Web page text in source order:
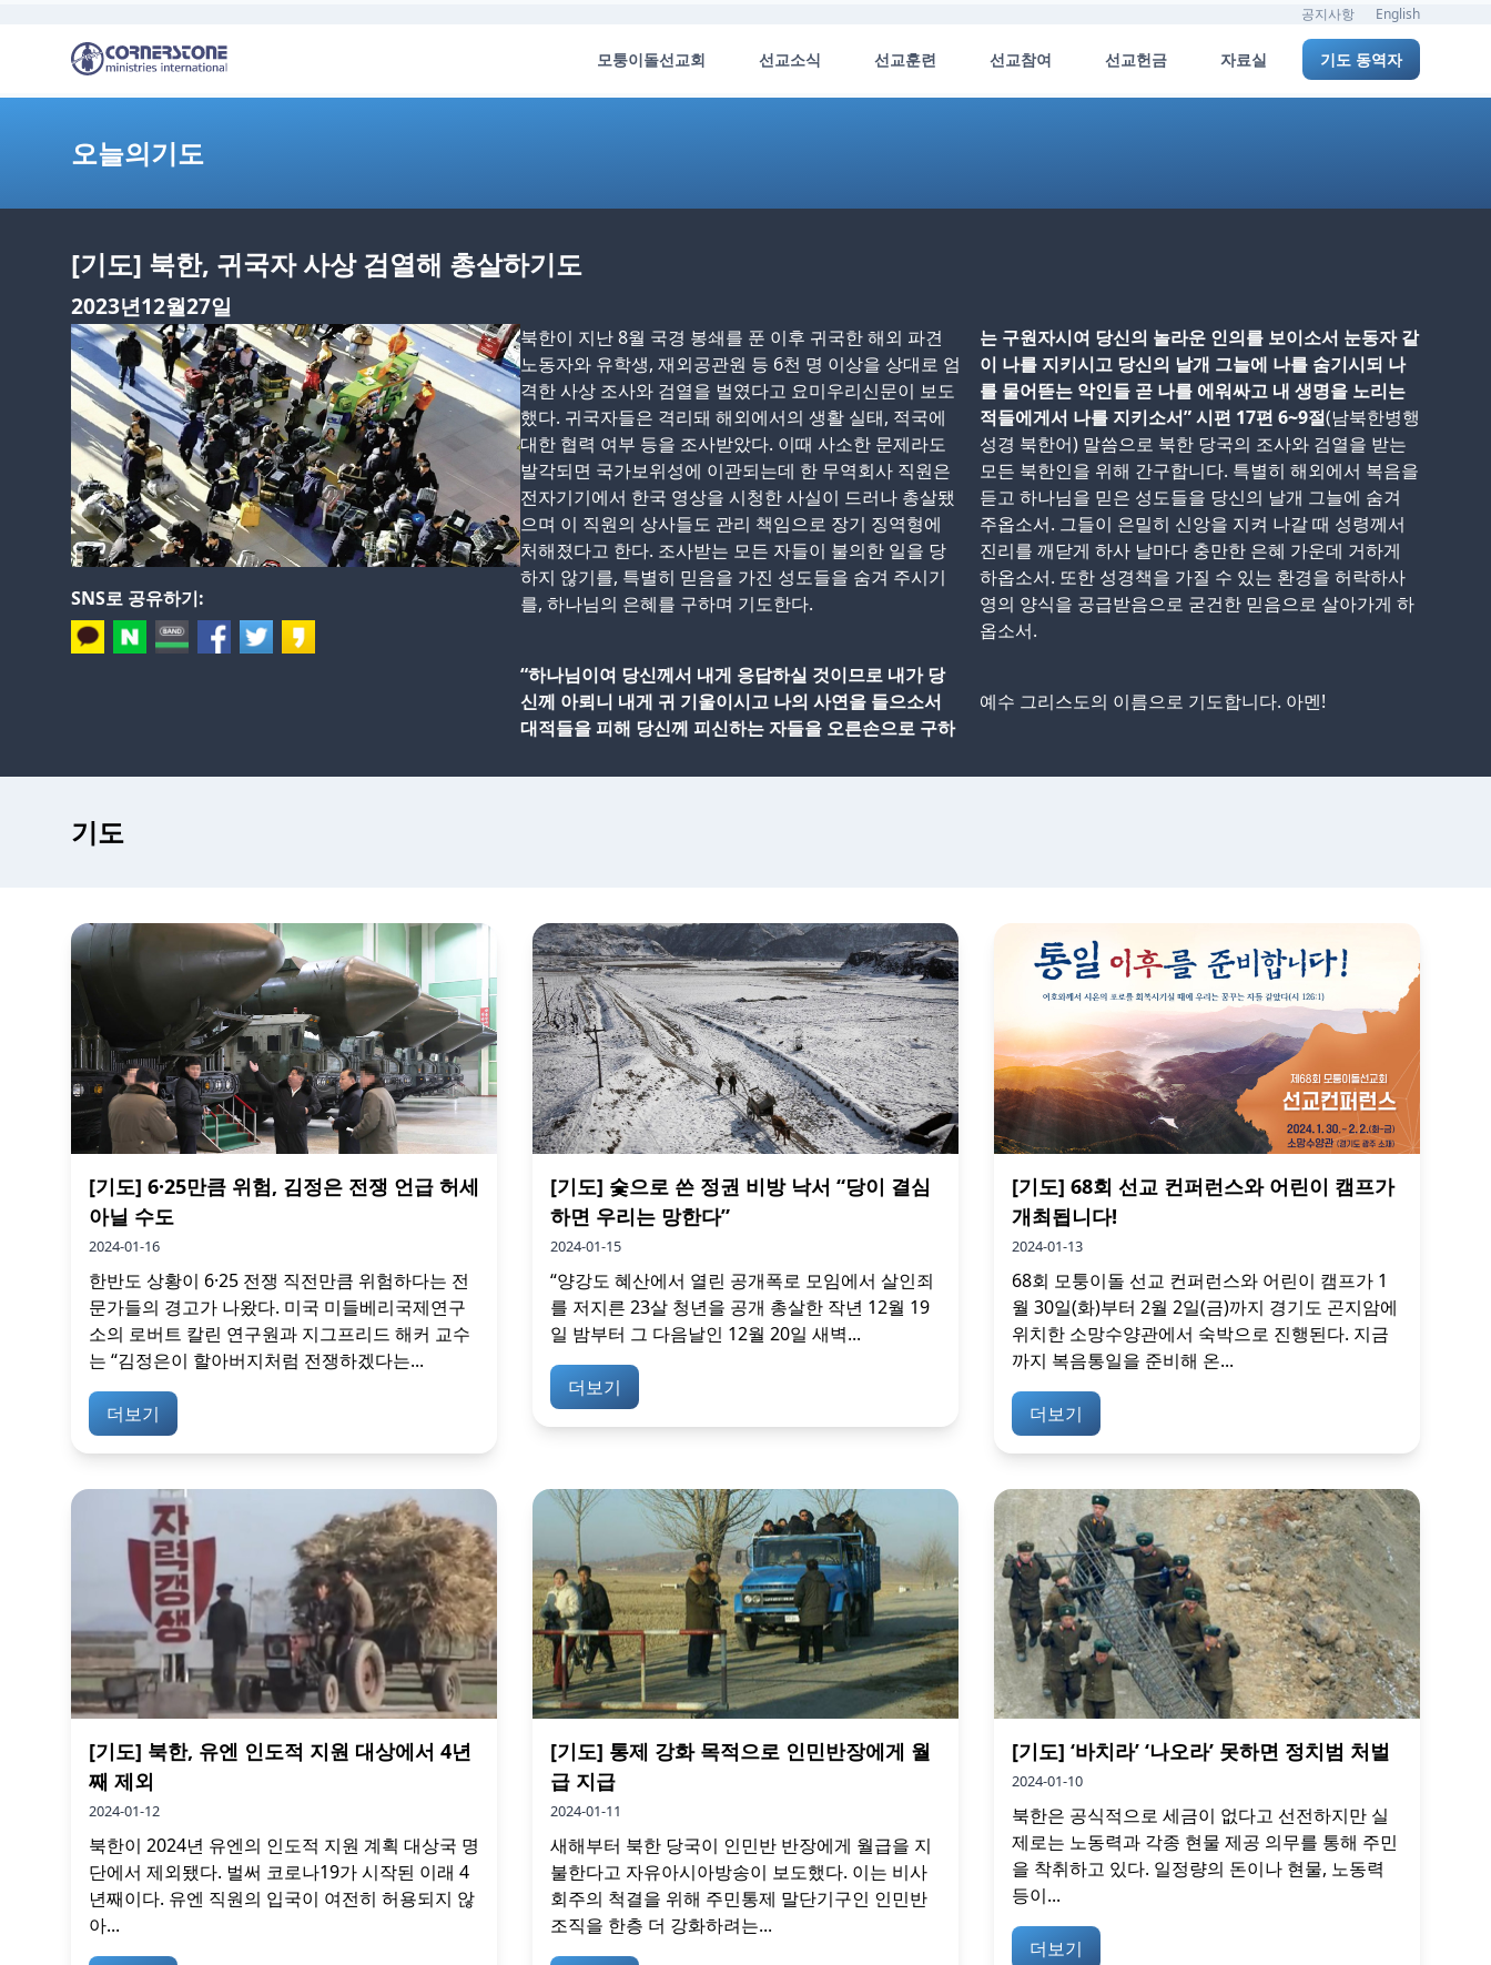
공지사항 English
모퉁이돌선교회 선교소식 선교훈련 선교참여 선교헌금 자료실 기도 동역자
오늘의기도
[기도] 북한, 귀국자 사상 검열해 총살하기도
2023년12월27일
SNS로 공유하기:
북한이 지난 8월 국경 봉쇄를 푼 이후 귀국한 해외 파견
노동자와 유학생, 재외공관원 등 6천 명 이상을 상대로 엄
격한 사상 조사와 검열을 벌였다고 요미우리신문이 보도
했다. 귀국자들은 격리돼 해외에서의 생활 실태, 적국에
대한 협력 여부 등을 조사받았다. 이때 사소한 문제라도
발각되면 국가보위성에 이관되는데 한 무역회사 직원은
전자기기에서 한국 영상을 시청한 사실이 드러나 총살됐
으며 이 직원의 상사들도 관리 책임으로 장기 징역형에
처해졌다고 한다. 조사받는 모든 자들이 불의한 일을 당
하지 않기를, 특별히 믿음을 가진 성도들을 숨겨 주시기
를, 하나님의 은혜를 구하며 기도한다.
“하나님이여 당신께서 내게 응답하실 것이므로 내가 당
신께 아뢰니 내게 귀 기울이시고 나의 사연을 들으소서
대적들을 피해 당신께 피신하는 자들을 오른손으로 구하
는 구원자시여 당신의 놀라운 인의를 보이소서 눈동자 같
이 나를 지키시고 당신의 날개 그늘에 나를 숨기시되 나
를 물어뜯는 악인들 곧 나를 에워싸고 내 생명을 노리는
적들에게서 나를 지키소서” 시편 17편 6~9절(남북한병행
성경 북한어) 말씀으로 북한 당국의 조사와 검열을 받는
모든 북한인을 위해 간구합니다. 특별히 해외에서 복음을
듣고 하나님을 믿은 성도들을 당신의 날개 그늘에 숨겨
주옵소서. 그들이 은밀히 신앙을 지켜 나갈 때 성령께서
진리를 깨닫게 하사 날마다 충만한 은혜 가운데 거하게
하옵소서. 또한 성경책을 가질 수 있는 환경을 허락하사
영의 양식을 공급받음으로 굳건한 믿음으로 살아가게 하
옵소서.
예수 그리스도의 이름으로 기도합니다. 아멘!
기도
[기도] 6·25만큼 위험, 김정은 전쟁 언급 허세
아닐 수도
2024-01-16
한반도 상황이 6·25 전쟁 직전만큼 위험하다는 전
문가들의 경고가 나왔다. 미국 미들베리국제연구
소의 로버트 칼린 연구원과 지그프리드 해커 교수
는 “김정은이 할아버지처럼 전쟁하겠다는...
더보기
[기도] 숯으로 쓴 정권 비방 낙서 “당이 결심
하면 우리는 망한다”
2024-01-15
“양강도 혜산에서 열린 공개폭로 모임에서 살인죄
를 저지른 23살 청년을 공개 총살한 작년 12월 19
일 밤부터 그 다음날인 12월 20일 새벽...
더보기
[기도] 68회 선교 컨퍼런스와 어린이 캠프가
개최됩니다!
2024-01-13
68회 모퉁이돌 선교 컨퍼런스와 어린이 캠프가 1
월 30일(화)부터 2월 2일(금)까지 경기도 곤지암에
위치한 소망수양관에서 숙박으로 진행된다. 지금
까지 복음통일을 준비해 온...
더보기
[기도] 북한, 유엔 인도적 지원 대상에서 4년
째 제외
2024-01-12
북한이 2024년 유엔의 인도적 지원 계획 대상국 명
단에서 제외됐다. 벌써 코로나19가 시작된 이래 4
년째이다. 유엔 직원의 입국이 여전히 허용되지 않
아...
[기도] 통제 강화 목적으로 인민반장에게 월
급 지급
2024-01-11
새해부터 북한 당국이 인민반 반장에게 월급을 지
불한다고 자유아시아방송이 보도했다. 이는 비사
회주의 척결을 위해 주민통제 말단기구인 인민반
조직을 한층 더 강화하려는...
[기도] ‘바치라’ ‘나오라’ 못하면 정치범 처벌
2024-01-10
북한은 공식적으로 세금이 없다고 선전하지만 실
제로는 노동력과 각종 현물 제공 의무를 통해 주민
을 착취하고 있다. 일정량의 돈이나 현물, 노동력
등이...
더보기